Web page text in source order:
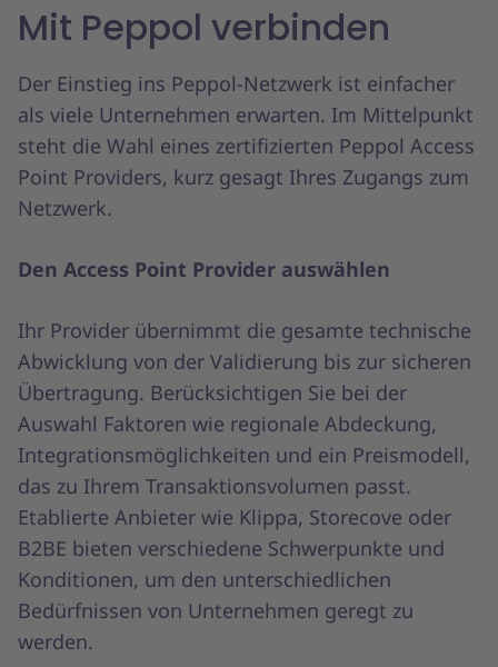
Mit Peppol verbinden
Der Einstieg ins Peppol-Netzwerk ist einfacher
als viele Unternehmen erwarten. Im Mittelpunkt
steht die Wahl eines zertifizierten Peppol Access
Point Providers, kurz gesagt Ihres Zugangs zum
Netzwerk.
Den Access Point Provider auswählen
Ihr Provider übernimmt die gesamte technische
Abwicklung von der Validierung bis zur sicheren
Übertragung. Berücksichtigen Sie bei der
Auswahl Faktoren wie regionale Abdeckung,
Integrationsmöglichkeiten und ein Preismodell,
das zu Ihrem Transaktionsvolumen passt.
Etablierte Anbieter wie Klippa, Storecove oder
B2BE bieten verschiedene Schwerpunkte und
Konditionen, um den unterschiedlichen
Bedürfnissen von Unternehmen geregt zu
werden.